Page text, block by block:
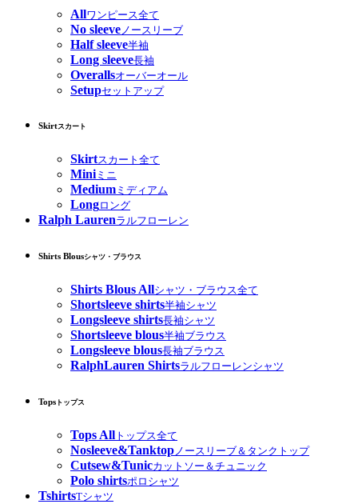
Allワンピース全て
No sleeve ノースリーブ
Half sleeve半袖
Long sleeve長袖
Overallsオーバーオール
Setupセットアップ
Skirtスカート
Skirtスカート全て
Miniミニ
Medium ミディアム
Longロング
Ralph Laurenラルフローレン
Shirts Blousシャツ・ブラウス
Shirts Blous Allシャツ・ブラウス全て
Shortsleeve shirts半袖シャツ
Longsleeve shirts長袖シャツ
Shortsleeve blous半袖ブラウス
Longsleeve blous長袖ブラウス
RalphLauren Shirtsラルフローレンシャツ
Tops トップス
Tops All トップス全て
Nosleeve&Tanktopノースリーブ＆タンクトップ
Cutsew&Tunicカットソー＆チュニック
Polo shirtsポロシャツ
TshirtsTシャツ